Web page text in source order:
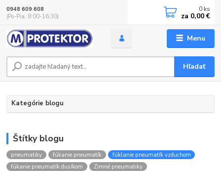
Menu
Hľadať
0948 609 608
(Po-Pia, 8:00-16:30)
0 ks
za 0,00 €
Kategórie blogu
Štítky blogu
pneumatiky fúkanie pneumatík
fúklanie pneumatík vzduchom
fúkanie pneumatík dusíkom
Zimné pneumatiky